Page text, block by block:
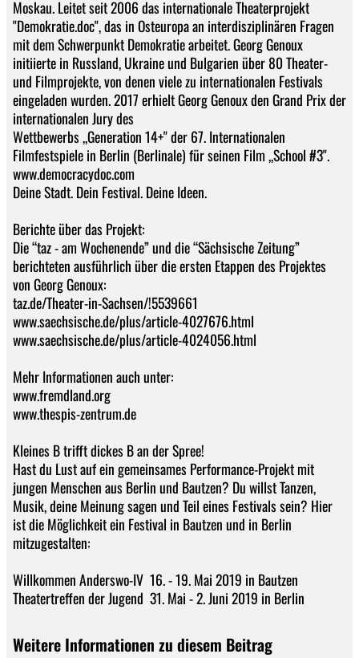
Moskau. Leitet seit 2006 das internationale Theaterprojekt
"Demokratie.doc", das in Osteuropa an interdisziplinären Fragen
mit dem Schwerpunkt Demokratie arbeitet. Georg Genoux
initiierte in Russland, Ukraine und Bulgarien über 80 Theater-
und Filmprojekte, von denen viele zu internationalen Festivals
eingeladen wurden. 2017 erhielt Georg Genoux den Grand Prix der
internationalen Jury des
Wettbewerbs ,,Generation 14+" der 67. Internationalen
Filmfestspiele in Berlin (Berlinale) für seinen Film ,,School #3".
www.democracydoc.com
Deine Stadt. Dein Festival. Deine Ideen.
Berichte über das Projekt:
Die “taz - am Wochenende” und die “Sächsische Zeitung”
berichteten ausführlich über die ersten Etappen des Projektes
von Georg Genoux:
taz.de/Theater-in-Sachsen/!5539661
www.saechsische.de/plus/article-4027676.html
www.saechsische.de/plus/article-4024056.html
Mehr Informationen auch unter:
www.fremdland.org
www.thespis-zentrum.de
Kleines B trifft dickes B an der Spree!
Hast du Lust auf ein gemeinsames Performance-Projekt mit
jungen Menschen aus Berlin und Bautzen? Du willst Tanzen,
Musik, deine Meinung sagen und Teil eines Festivals sein? Hier
ist die Möglichkeit ein Festival in Bautzen und in Berlin
mitzugestalten:
Willkommen Anderswo-IV 16. - 19. Mai 2019 in Bautzen
Theatertreffen der Jugend 31. Mai - 2. Juni 2019 in Berlin
Weitere Informationen zu diesem Beitrag